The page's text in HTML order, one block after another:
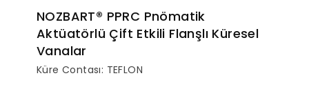
NOZBART® PPRC Pnömatik
Aktüatörlü Çift Etkili Flanşlı Küresel
Vanalar
Küre Contası: TEFLON